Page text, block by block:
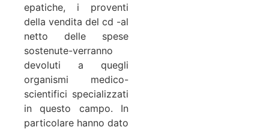
epatiche, i proventi
della vendita del cd -al
netto delle spese
sostenute-verranno
devoluti a quegli
organismi medico-
scientifici specializzati
in questo campo. In
particolare hanno dato